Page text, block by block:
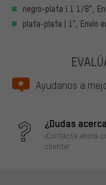
negro-plata | 1 1/8",
plata-plata | 1", Envío
Ayudanos a
¿Dudas
¡Contacta ahora
cliente!